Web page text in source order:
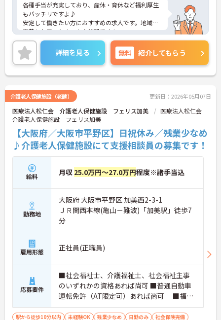
各種手当が充実しており、産休・育休など福利厚生
もバッチリですよ♪
安定して働きたい方におすすめの求人です。地域に
密着したアットホームな施設です！
アットホームで居心地の良い職場なのですぐに馴染
めますよ♪
ご興味をお持ちの方はまずマイナビまでお問い合わ
せください！
詳細を見る 無料 紹介してもらう
介護老人保健施設（老健） 更新日：2026年05月07日
医療法人松仁会 介護老人保健施設 フェリス加美
医療法人松仁会
介護老人保健施設 フェリス加美
【大阪府／大阪市平野区】日祝休み／残業少なめ
♪介護老人保健施設にて支援相談員の募集です！
給料 月収 25.0万円～27.0万円程度※諸手当込
勤務地
大阪府 大阪市平野区 加美西2-3-1
ＪＲ関西本線(亀山－難波)「加美駅」徒歩7
分
雇用形態 正社員(正職員)
応募要件
■社会福祉士、介護福祉士、社会福祉主事
のいずれかの資格あれば尚可 ■普通自動車
運転免許（AT限定可）あれば尚可 ■福祉
施設経験あれば尚可
駅から徒歩10分以内 未経験OK 残業少なめ 日勤のみ 社会保険完備